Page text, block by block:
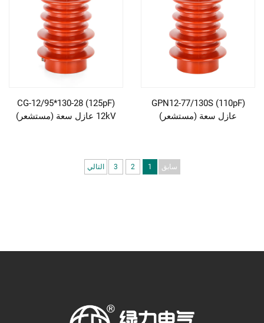
GPN12-77/130S (110pF)
عازل سعة (مستشعر)
CG-12/95*130-28 (125pF)
12kV عازل سعة (مستشعر)
سابق 1
2
3 التالي